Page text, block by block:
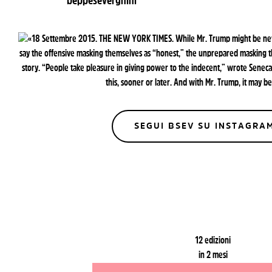
SEGUI BSEV SU
12 edizioni
in 2 mesi